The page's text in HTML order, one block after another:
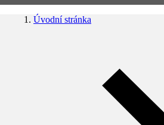
Úvodní stránka